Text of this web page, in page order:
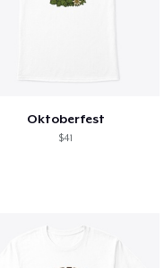
Oktoberfest
$41